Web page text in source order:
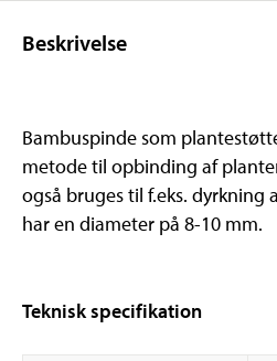
Beskrivelse
Bambuspinde som
metode til opbinding af
også bruges til f.eks. dyrkning
har en diameter på 8-10 mm.
Teknisk specifikation